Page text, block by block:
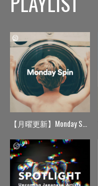
【月曜更新】Monday Spin